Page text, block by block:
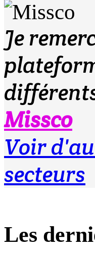
Je
Missco
Voir
secteurs
Les